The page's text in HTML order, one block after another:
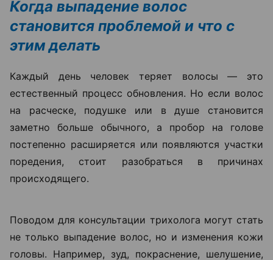
Когда выпадение волос
этим делать
Каждый день человек теряет волосы — это